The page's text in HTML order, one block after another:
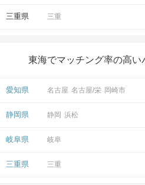
三重県 三重
東海でマッチング率の高い
愛知県 名古屋 名古屋/栄 岡崎市
静岡県 静岡 浜松
岐阜県 岐阜
三重県 三重